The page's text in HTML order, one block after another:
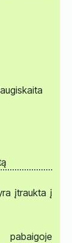
įtraukta į
pabaigoje